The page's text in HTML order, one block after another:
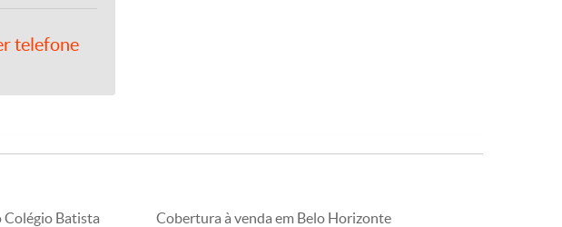
telefone
Colégio Batista
Cobertura à venda em Belo Horizonte